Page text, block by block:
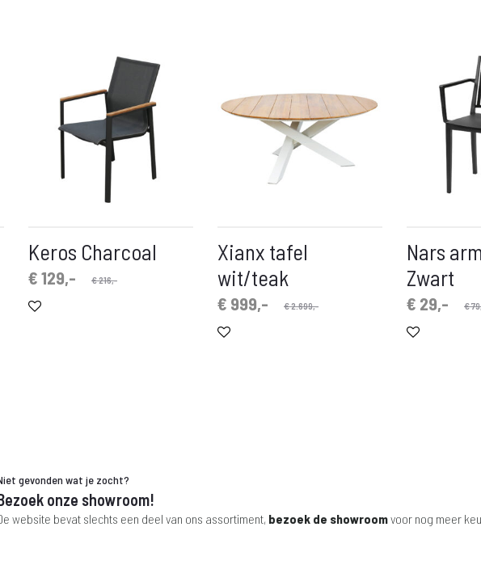
Keros Charcoal
€216,-
€129,-
prijs
Xianx tafel
wit/teak
€2.699,-
Oorspronkelijke
€ 999,-
Huidige
prijs
Nars
Zwart
€
Oorspronkelijke
€ 29,-
Huidige
prijs
gevonden wat je zocht?
onze showroom!
website bevat slechts een deel van ons assortiment, bezoek de showroomvoor nog meer